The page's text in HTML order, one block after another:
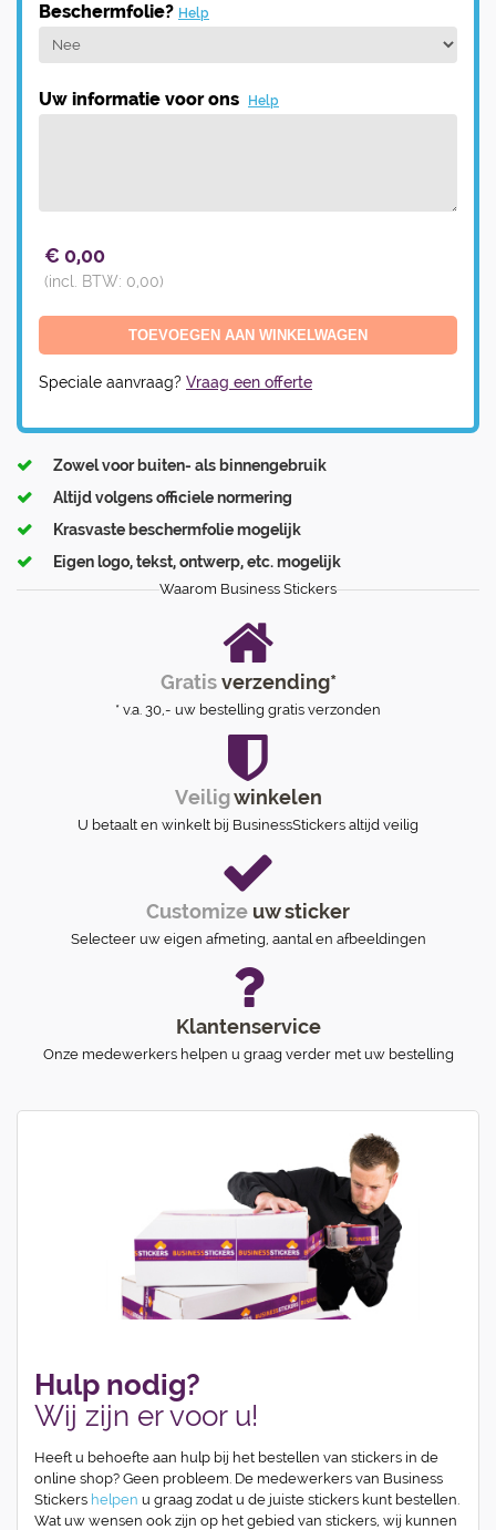
Beschermfolie? Help
Uw informatie voor ons Help
€ 0,00
(incl. BTW: 0,00)
Speciale aanvraag? Vraag een offerte
Zowel voor buiten- als binnengebruik
Altijd volgens officiele normering
Krasvaste beschermfolie mogelijk
Eigen logo, tekst, ontwerp, etc. mogelijk
Waarom Business Stickers
Gratisverzending*
* v.a. 30,- uw bestelling gratis verzonden
Veiligwinkelen
U betaalt en winkelt bij BusinessStickers altijd veilig
Customize uw sticker
Selecteer uw eigen afmeting, aantal en afbeeldingen
Klantenservice
Onze medewerkers helpen u graag verder met uw bestelling
Hulp nodig?
Wij zijn er voor u!
Heeft u behoefte aan hulp bij het bestellen van stickers in de
online shop? Geen probleem. De medewerkers van Business
Stickers helpen u graag zodat u de juiste stickers kunt bestellen.
Wat uw wensen ook zijn op het gebied van stickers, wij kunnen